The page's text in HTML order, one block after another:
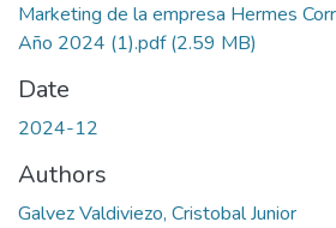
Marketing de la empresa Hermes
Año 2024 (1).pdf(2.59 MB)
Date
2024-12
Authors
Galvez Valdiviezo, Cristobal Junior